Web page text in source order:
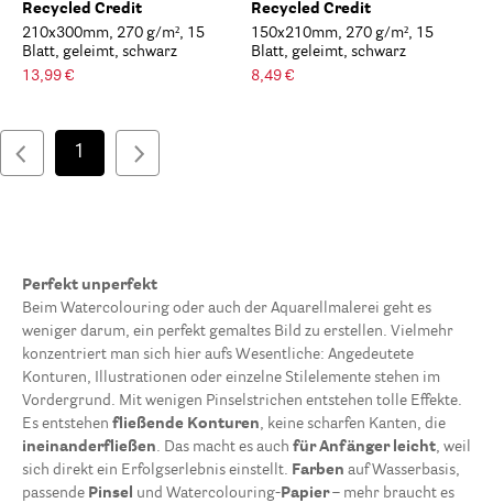
Recycled Credit
210x300mm, 270 g/m², 15
Blatt, geleimt, schwarz
13,99 €
Recycled Credit
150x210mm, 270 g/m², 15
Blatt, geleimt, schwarz
8,49 €
1
Perfekt unperfekt
Beim Watercolouring oder auch der Aquarellmalerei geht es
weniger darum, ein perfekt gemaltes Bild zu erstellen. Vielmehr
konzentriert man sich hier aufs Wesentliche: Angedeutete
Konturen, Illustrationen oder einzelne Stilelemente stehen im
Vordergrund. Mit wenigen Pinselstrichen entstehen tolle Effekte.
Es entstehen fließende Konturen, keine scharfen Kanten, die
ineinanderfließen. Das macht es auch für Anfänger leicht, weil
sich direkt ein Erfolgserlebnis einstellt. Farben auf Wasserbasis,
passende Pinsel und Watercolouring- Papier– mehr braucht es